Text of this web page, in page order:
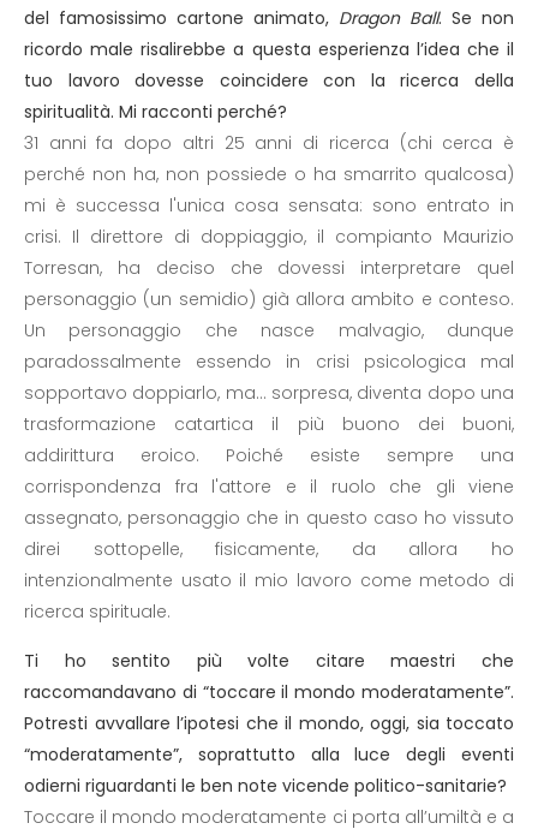
del famosissimo cartone animato, Dragon Ball. Se non
ricordo male risalirebbe a questa esperienza l’idea che il
tuo lavoro dovesse coincidere con la ricerca della
spiritualità. Mi racconti perché?
31 anni fa dopo altri 25 anni di ricerca (chi cerca è
perché non ha, non possiede o ha smarrito qualcosa)
mi è successa l'unica cosa sensata: sono entrato in
crisi. Il direttore di doppiaggio, il compianto Maurizio
Torresan, ha deciso che dovessi interpretare quel
personaggio (un semidio) già allora ambito e conteso.
Un personaggio che nasce malvagio, dunque
paradossalmente essendo in crisi psicologica mal
sopportavo doppiarlo, ma... sorpresa, diventa dopo una
trasformazione catartica il più buono dei buoni,
addirittura eroico. Poiché esiste sempre una
corrispondenza fra l'attore e il ruolo che gli viene
assegnato, personaggio che in questo caso ho vissuto
direi sottopelle, fisicamente, da allora ho
intenzionalmente usato il mio lavoro come metodo di
ricerca spirituale.
Ti ho sentito più volte citare maestri che
raccomandavano di “toccare il mondo moderatamente”.
Potresti avvallare l’ipotesi che il mondo, oggi, sia toccato
“moderatamente”, soprattutto alla luce degli eventi
odierni riguardanti le ben note vicende politico-sanitarie?
Toccare il mondo moderatamente ci porta all’umiltà e a